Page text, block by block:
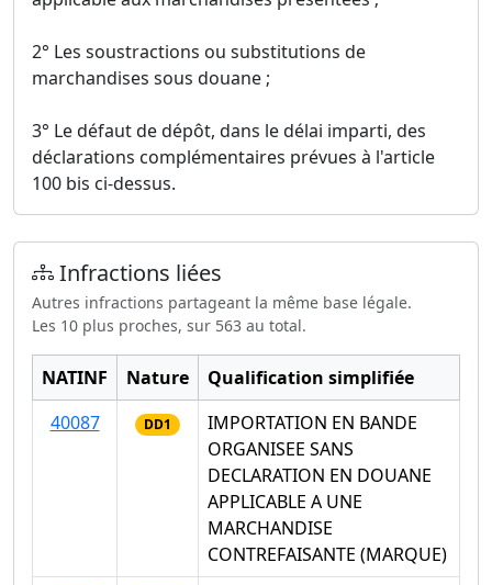
2° Les soustractions ou substitutions de
marchandises sous douane ;
3° Le défaut de dépôt, dans le délai imparti, des
déclarations complémentaires prévues à l'article
100 bis ci-dessus.
Infractions liées
Autres infractions partageant la même base légale.
Les 10 plus proches, sur 563 au total.
NATINF Nature
Qualification simplifiée
40087
DD1
IMPORTATION EN BANDE
ORGANISEE SANS
DECLARATION EN DOUANE
APPLICABLE A UNE
MARCHANDISE
CONTREFAISANTE (MARQUE)